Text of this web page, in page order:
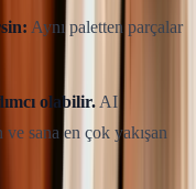
Aynı paletten parçalar
olabilir. AI
sana en çok yakışan